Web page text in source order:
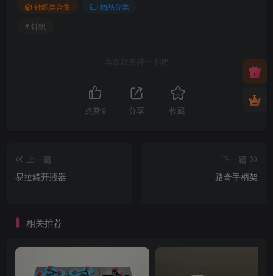
针织类合集
物品分类
# 针织
喜欢就支持一下吧
点赞 9 分享 收藏
上一篇
易拉罐开瓶器
下一篇
路奇手柄架
相关推荐